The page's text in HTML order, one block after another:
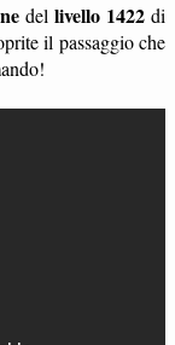
del livello 1422di
il passaggio che